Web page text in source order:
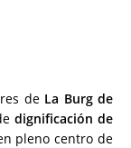
de La Burg de
dignificación de
pleno centro de